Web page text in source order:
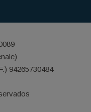
94265730484